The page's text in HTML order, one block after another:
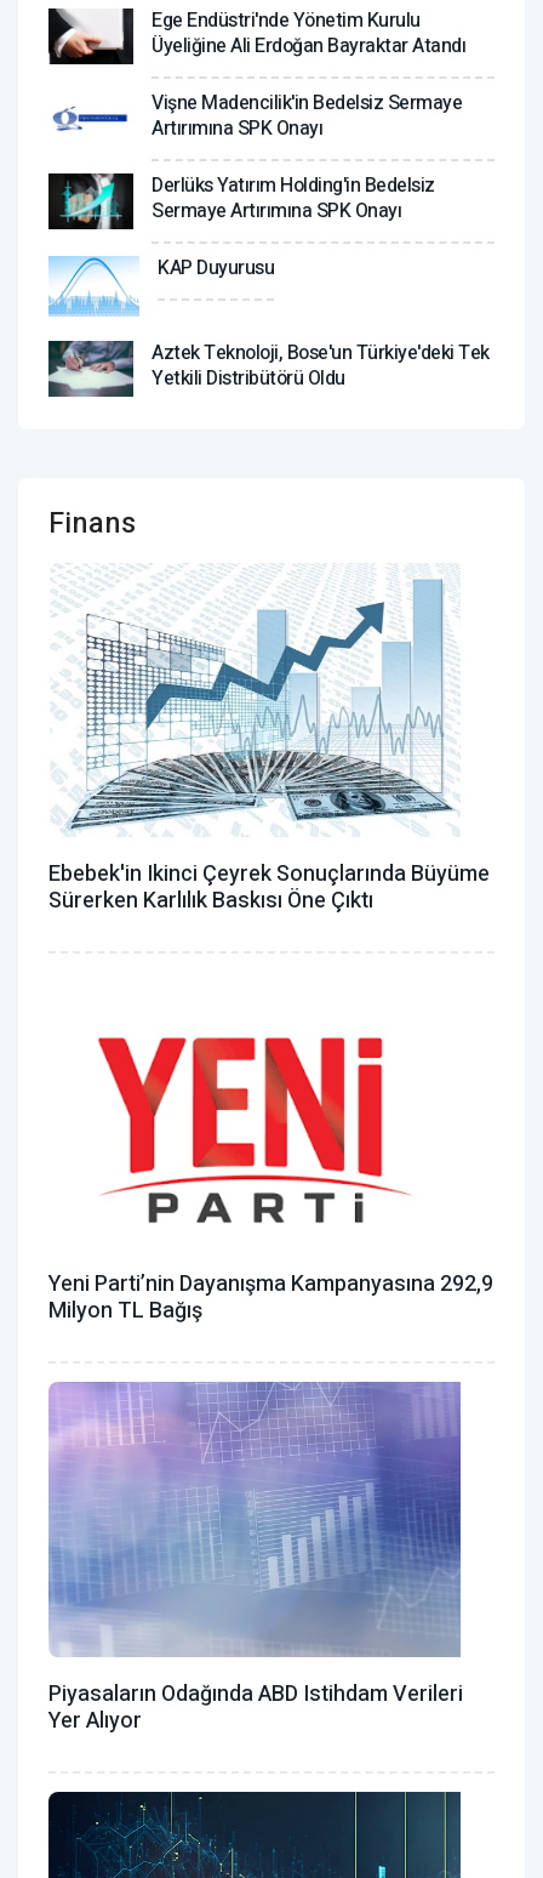
Ege Endüstri'nde Yönetim Kurulu
Üyeliğine Ali Erdoğan Bayraktar Atandı
Vişne Madencilik'in Bedelsiz Sermaye
Artırımına SPK Onayı
Derlüks Yatırım Holding'in Bedelsiz
Sermaye Artırımına SPK Onayı
KAP Duyurusu
Aztek Teknoloji, Bose'un Türkiye'deki Tek
Yetkili Distribütörü Oldu
Finans
Ebebek'in Ikinci Çeyrek Sonuçlarında Büyüme
Sürerken Karlılık Baskısı Öne Çıktı
Yeni Parti’nin Dayanışma Kampanyasına 292,9
Milyon TL Bağış
Piyasaların Odağında ABD Istihdam Verileri
Yer Alıyor